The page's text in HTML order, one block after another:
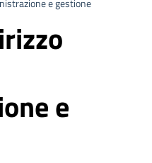
e gestione
e